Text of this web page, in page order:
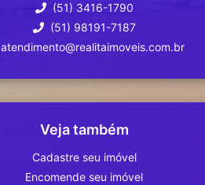
(51) 3416-1790
(51) 98191-7187
atendimento@realitaimoveis.com.br
Veja também
Cadastre seu imóvel
Encomende seu imóvel